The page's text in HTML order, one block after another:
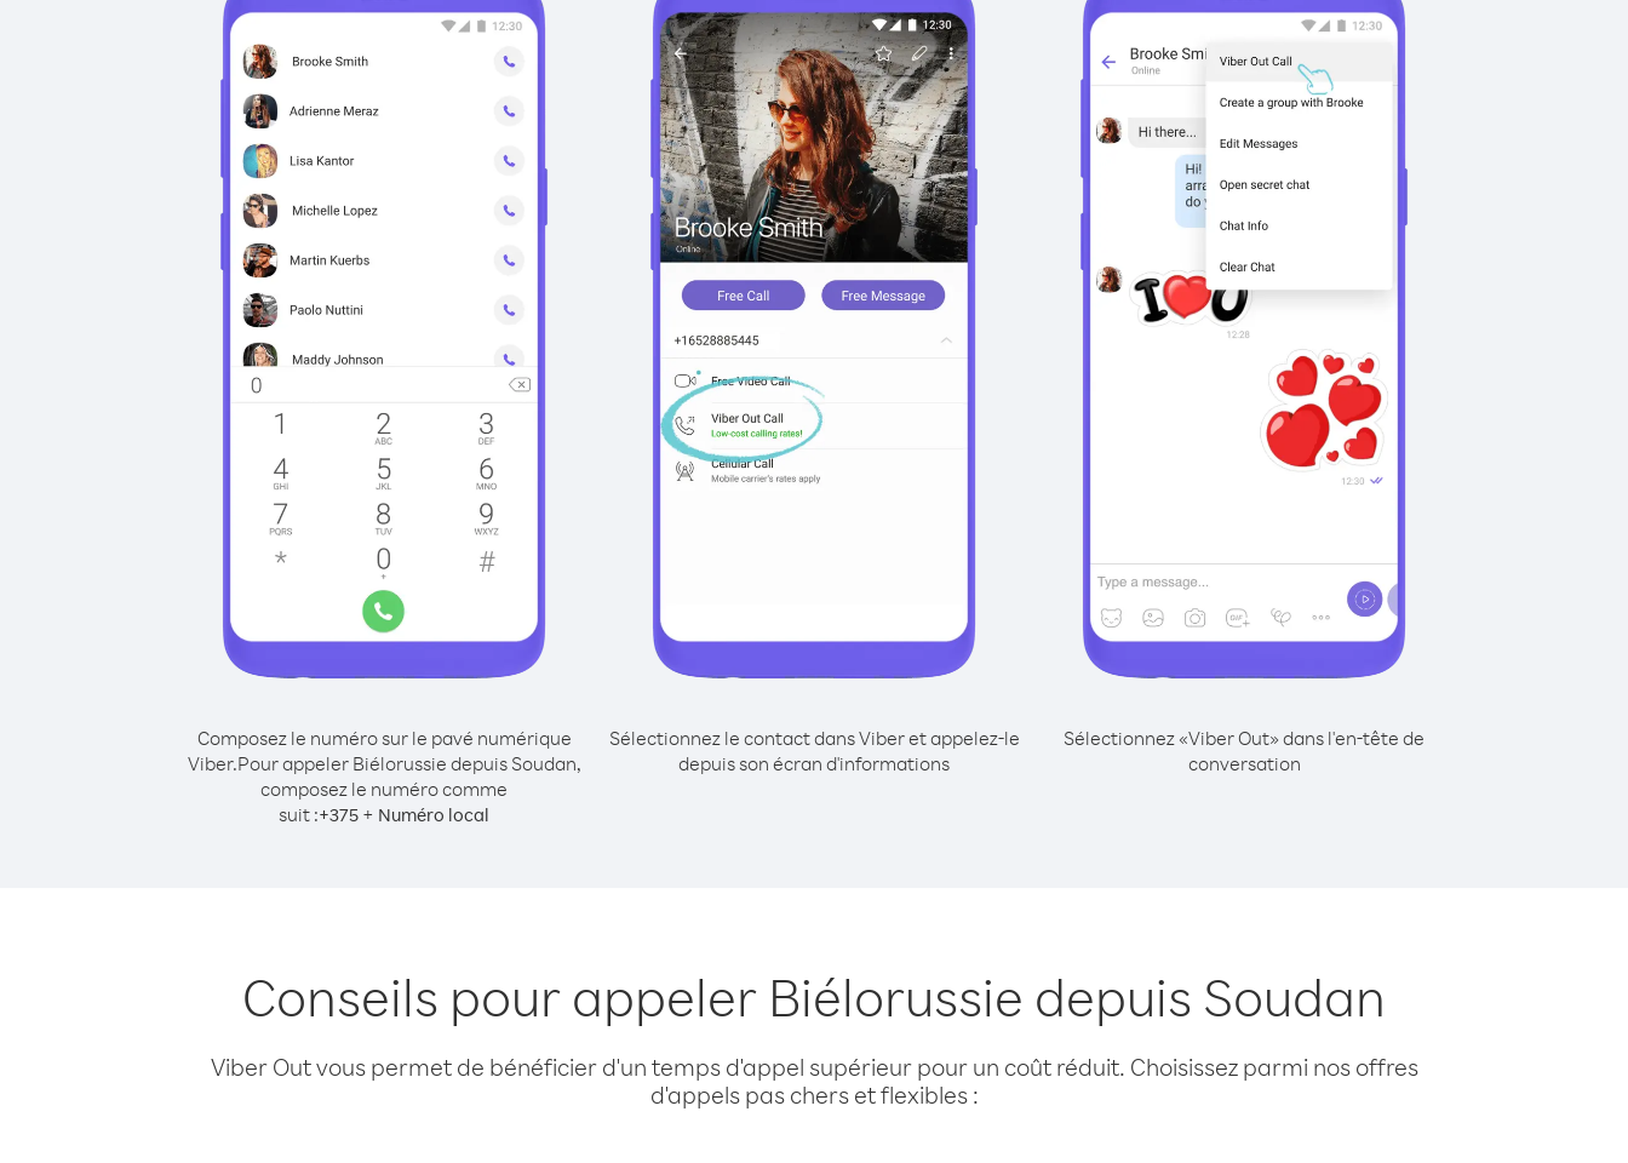
Composez le numéro sur le pavé numérique
Viber.Pour appeler Biélorussie depuis Soudan,
composez le numéro comme
suit :+375 + Numéro local
Sélectionnez le contact dans Viber et appelez-le
depuis son écran d'informations
Sélectionnez «Viber Out» dans l'en-tête de
conversation
Conseils pour appeler Biélorussie depuis Soudan
Viber Out vous permet de bénéficier d'un temps d'appel supérieur pour un coût réduit. Choisissez parmi nos offres
d'appels pas chers et flexibles :